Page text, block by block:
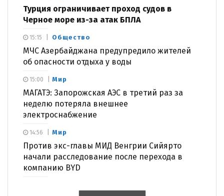
Турция ограничивает проход судов в
Черное море из-за атак БПЛА
Общество
МЧС Азербайджана предупредило жителей
об опасности отдыха у воды
15:15
Мир
МАГАТЭ: Запорожская АЭС в третий раз за
неделю потеряла внешнее
электроснабжение
15:00
Мир
Против экс-главы МИД Венгрии Сийярто
начали расследование после перехода в
компанию BYD
14:56